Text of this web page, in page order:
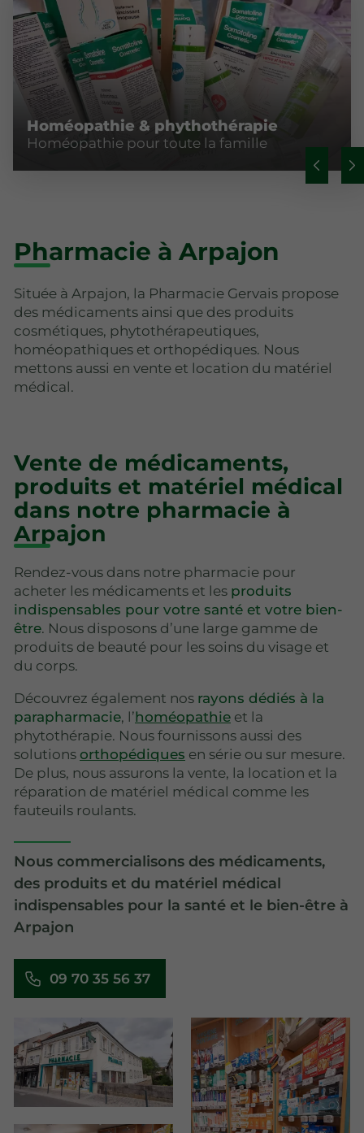
Homéopathie & phythothérapie
Homéopathie pour toute la famille
Pharmacie à Arpajon
Située à Arpajon, la Pharmacie Gervais propose
des médicaments ainsi que des produits
cosmétiques, phytothérapeutiques,
homéopathiques et orthopédiques. Nous
mettons aussi en vente et location du matériel
médical.
Vente de médicaments,
produits et matériel médical
dans notre pharmacie à
Arpajon
Rendez-vous dans notre pharmacie pour
acheter les médicaments et les produits
indispensables pour votre santé et votre bien-
être. Nous disposons d’une large gamme de
produits de beauté pour les soins du visage et
du corps.
Découvrez également nos rayons dédiés à la
parapharmacie, l’homéopathie et la
phytothérapie. Nous fournissons aussi des
solutions orthopédiques en série ou sur mesure.
De plus, nous assurons la vente, la location et la
réparation de matériel médical comme les
fauteuils roulants.
Nous commercialisons des médicaments,
des produits et du matériel médical
indispensables pour la santé et le bien-être à
Arpajon
09 70 35 56 37